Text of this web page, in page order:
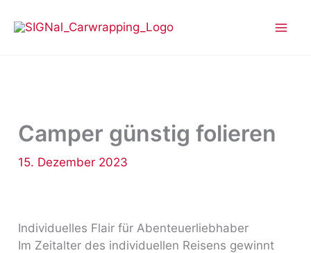
Inhalt
Camper günstig folieren
15. Dezember 2023
Individuelles Flair für Abenteuerliebhaber
Im Zeitalter des individuellen Reisens gewinnt